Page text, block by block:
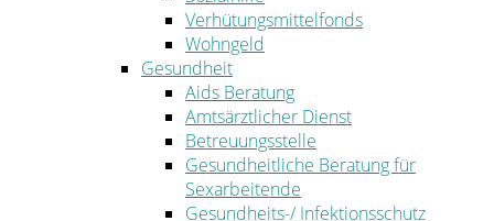
Verhütungsmittelfonds
Wohngeld
Gesundheit
Aids Beratung
Amtsärztlicher Dienst
Betreuungsstelle
Gesundheitliche Beratung für
Sexarbeitende
Gesundheits-/ Infektionsschutz